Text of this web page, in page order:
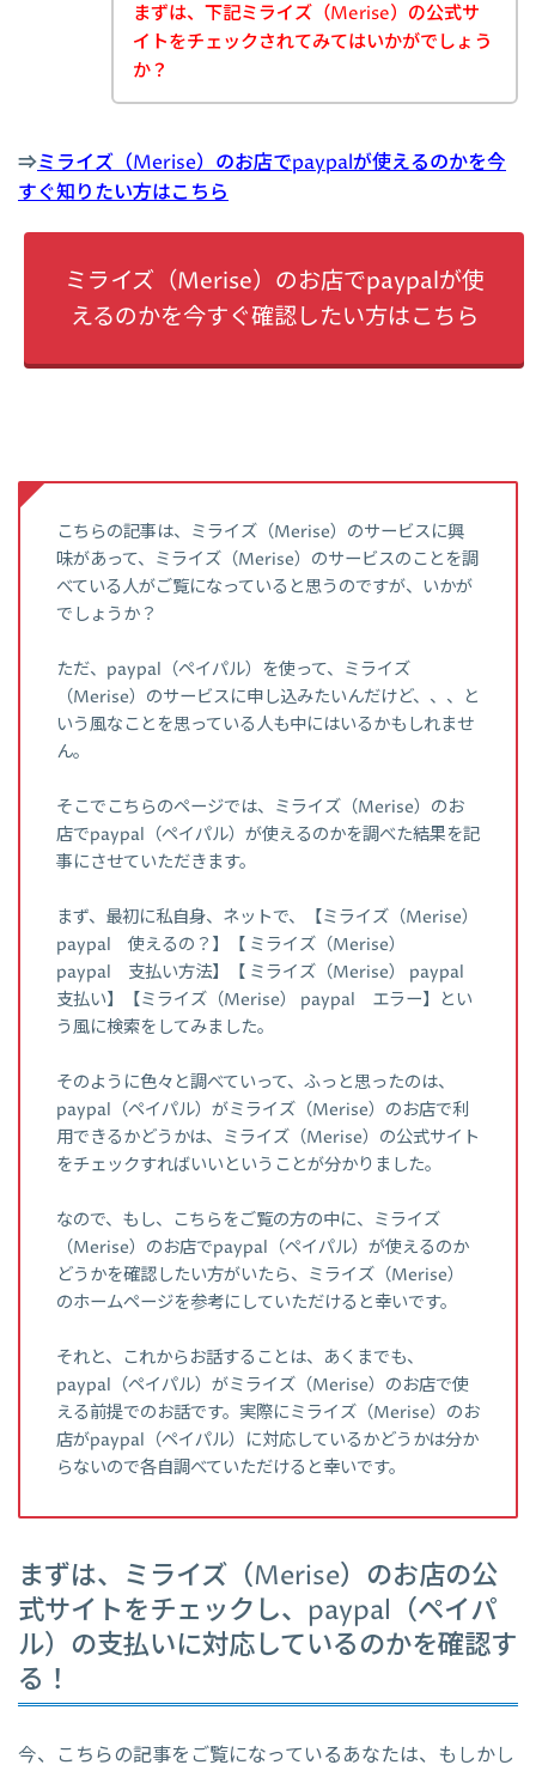
まずは、下記ミライズ（Merise）の公式サ
イトをチェックされてみてはいかがでしょう
か？
⇒ミライズ（Merise）のお店でpaypalが使えるのかを今
すぐ知りたい方はこちら
ミライズ（Merise）のお店でpaypalが使
えるのかを今すぐ確認したい方はこちら
こちらの記事は、ミライズ（Merise）のサービスに興
味があって、ミライズ（Merise）のサービスのことを調
べている人がご覧になっていると思うのですが、いかが
でしょうか？
ただ、paypal（ペイパル）を使って、ミライズ
（Merise）のサービスに申し込みたいんだけど、、、と
いう風なことを思っている人も中にはいるかもしれませ
ん。
そこでこちらのページでは、ミライズ（Merise）のお
店でpaypal（ペイパル）が使えるのかを調べた結果を記
事にさせていただきます。
まず、最初に私自身、ネットで、【ミライズ（Merise）
paypal 使えるの？】【 ミライズ（Merise）
paypal 支払い方法】【 ミライズ（Merise） paypal
支払い】【ミライズ（Merise） paypal エラー】とい
う風に検索をしてみました。
そのように色々と調べていって、ふっと思ったのは、
paypal（ペイパル）がミライズ（Merise）のお店で利
用できるかどうかは、ミライズ（Merise）の公式サイト
をチェックすればいいということが分かりました。
なので、もし、こちらをご覧の方の中に、ミライズ
（Merise）のお店でpaypal（ペイパル）が使えるのか
どうかを確認したい方がいたら、ミライズ（Merise）
のホームページを参考にしていただけると幸いです。
それと、これからお話することは、あくまでも、
paypal（ペイパル）がミライズ（Merise）のお店で使
える前提でのお話です。実際にミライズ（Merise）のお
店がpaypal（ペイパル）に対応しているかどうかは分か
らないので各自調べていただけると幸いです。
まずは、ミライズ（Merise）のお店の公
式サイトをチェックし、paypal（ペイパ
ル）の支払いに対応しているのかを確認す
る！
今、こちらの記事をご覧になっているあなたは、もしかし